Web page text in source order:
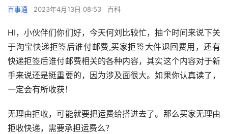
百事通 2023年4月13日 08:53 百科
HI，小伙伴们你们好，今天何刘比较忙，抽个时间来说下关
于淘宝快递拒签后谁付邮费,买家拒签大件退回费用，还有
快递拒签后谁付邮费相关的各种内容，其实这个内容对于新
手来说还是挺重要的，因为涉及面很大。如果你认真读了，
一定会有所收获！
无理由拒收，可能就要把运费给搭进去了。那么买家无理由
拒收快递，需要承担运费么？